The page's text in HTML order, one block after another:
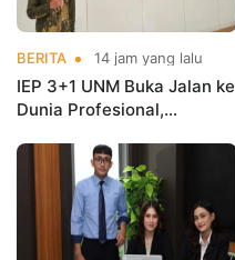
BERITA 14 jam yang lalu
IEP 3+1 UNM Buka Jalan ke
Dunia Profesional,
Kementerian Koperasi